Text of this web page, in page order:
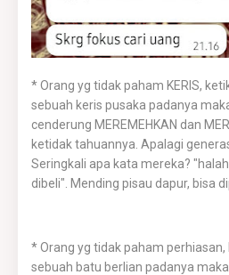
* Orang yg tidak paham KERIS,
sebuah keris pusaka padanya
cenderung MEREMEHKAN dan
ketidak tahuannya. Apalagi
Seringkali apa kata mereka?
dibeli". Mending pisau dapur, bisa
* Orang yg tidak paham
sebuah batu berlian padanya